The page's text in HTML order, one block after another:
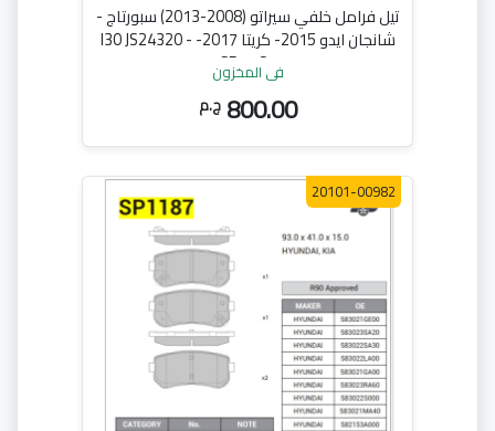
تيل فرامل خلفي سيراتو (2008-2013) سبورتاج -
شانجان ايدو 2015- كريتا 2017- I30 JS24320 -
SP 1187
في المخزون
800.00 ج.م
20101-00982